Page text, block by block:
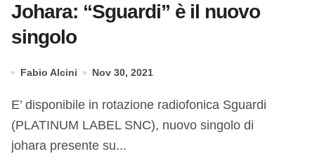
Johara: “Sguardi” è il nuovo
singolo
Fabio Alcini Nov 30, 2021
E’ disponibile in rotazione radiofonica Sguardi
(PLATINUM LABEL SNC), nuovo singolo di
johara presente su...